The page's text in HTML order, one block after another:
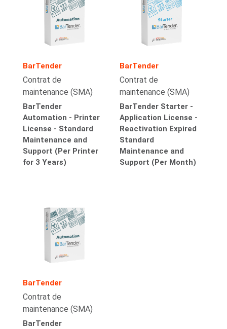
BarTender
Contrat de
maintenance (SMA)
BarTender
Automation - Printer
License - Standard
Maintenance and
Support (Per Printer
for 3 Years)
BarTender
Contrat de
maintenance (SMA)
BarTender Starter -
Application License -
Reactivation Expired
Standard
Maintenance and
Support (Per Month)
BarTender
Contrat de
maintenance (SMA)
BarTender